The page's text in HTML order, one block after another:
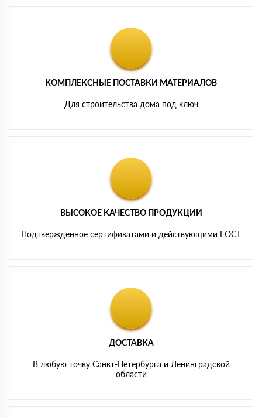
КОМПЛЕКСНЫЕ ПОСТАВКИ МАТЕРИАЛОВ
Для строительства дома под ключ
ВЫСОКОЕ КАЧЕСТВО ПРОДУКЦИИ
Подтвержденное сертификатами и действующими ГОСТ
ДОСТАВКА
В любую точку Санкт-Петербурга и Ленинградской
области